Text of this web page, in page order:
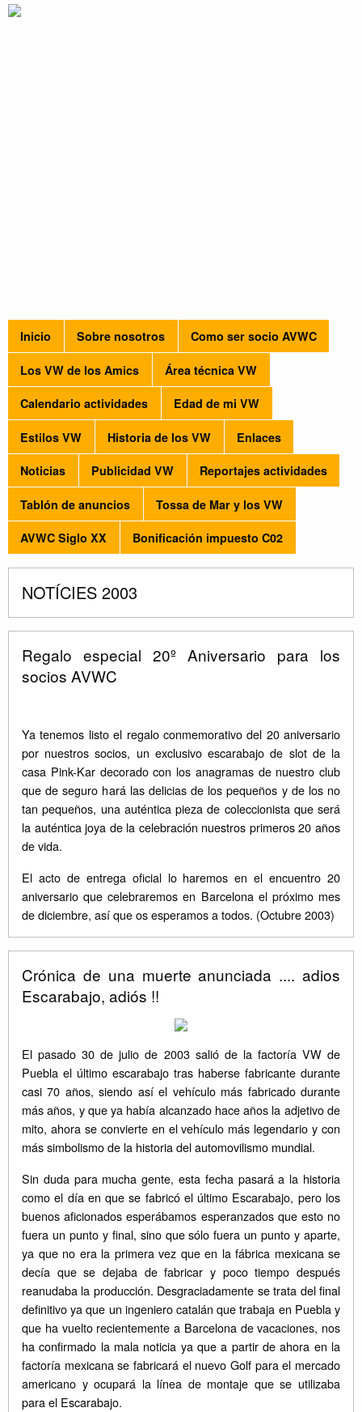
Inicio Sobre nosotros Como ser socio AVWC
Los VW de los Amics Área técnica VW
Calendario actividades Edad de mi VW
Estilos VW Historia de los VW Enlaces
Noticias Publicidad VW Reportajes actividades
Tablón de anuncios Tossa de Mar y los VW
AVWC Siglo XX Bonificación impuesto C02
NOTÍCIES 2003
Regalo especial 20º Aniversario para los
socios AVWC
Ya tenemos listo el regalo conmemorativo del 20 aniversario
por nuestros socios, un exclusivo escarabajo de slot de la
casa Pink-Kar decorado con los anagramas de nuestro club
que de seguro hará las delicias de los pequeños y de los no
tan pequeños, una auténtica pieza de coleccionista que será
la auténtica joya de la celebración nuestros primeros 20 años
de vida.
El acto de entrega oficial lo haremos en el encuentro 20
aniversario que celebraremos en Barcelona el próximo mes
de diciembre, así que os esperamos a todos. (Octubre 2003)
Crónica de una muerte anunciada .... adios
Escarabajo, adiós !!
El pasado 30 de julio de 2003 salió de la factoría VW de
Puebla el último escarabajo tras haberse fabricante durante
casi 70 años, siendo así el vehículo más fabricado durante
más años, y que ya había alcanzado hace años la adjetivo de
mito, ahora se convierte en el vehículo más legendario y con
más simbolismo de la historia del automovilismo mundial.
Sin duda para mucha gente, esta fecha pasará a la historia
como el día en que se fabricó el último Escarabajo, pero los
buenos aficionados esperábamos esperanzados que esto no
fuera un punto y final, sino que sólo fuera un punto y aparte,
ya que no era la primera vez que en la fábrica mexicana se
decía que se dejaba de fabricar y poco tiempo después
reanudaba la producción. Desgraciadamente se trata del final
definitivo ya que un ingeniero catalán que trabaja en Puebla y
que ha vuelto recientemente a Barcelona de vacaciones, nos
ha confirmado la mala noticia ya que a partir de ahora en la
factoría mexicana se fabricará el nuevo Golf para el mercado
americano y ocupará la línea de montaje que se utilizaba
para el Escarabajo.